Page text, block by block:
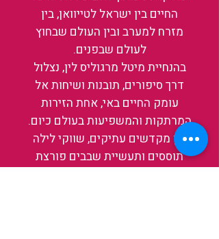
החיים בין ישראל לטייוואן, בין
מזרח למערב ובין העולם שבחוץ
לעולם שבפנים.
בהנחיית מיטל מרגוליס לין, נצלול
דרך סיפורים, תובנות ושיחות אל
עומק החיים באי, אחת הזירות
המרתקות והמשפיעות בעולם כיום.
בין מקדשים עתיקים, שווקי לילה
תוססים ותעשיית שבבים פורצת